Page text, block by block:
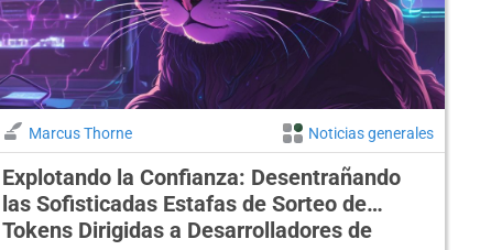
Marcus Thorne Noticias generales
Explotando la Confianza: Desentrañando
las Sofisticadas Estafas de Sorteo de
Tokens Dirigidas a Desarrolladores de